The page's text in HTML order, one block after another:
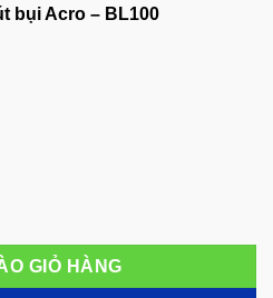
bụi Acro – BL100
GIỎ HÀNG